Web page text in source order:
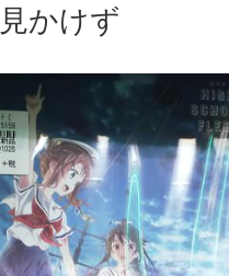
かけず